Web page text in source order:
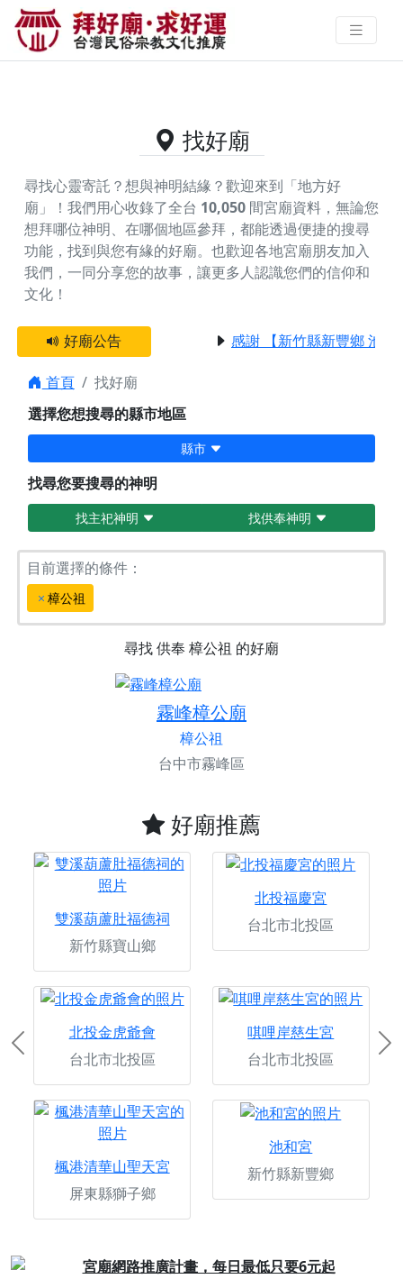
供奉樟公祖的好廟資料｜拜好廟求
好運 找到與您有緣的信仰
找好廟
尋找心靈寄託？想與神明結緣？歡迎來到「地方好
廟」！我們用心收錄了全台 10,050 間宮廟資料，無論您
想拜哪位神明、在哪個地區參拜，都能透過便捷的搜尋
功能，找到與您有緣的好廟。 也歡迎各地宮廟朋友加入
我們，一同分享您的故事，讓更多人認識您們的信仰和
文化！
好廟公告 感謝 【新竹縣新豐鄉 池和
首頁
找好廟
選擇您想搜尋的縣市地區
縣市
找尋您要搜尋的神明
找主祀神明 找供奉神明
目前選擇的條件：
樟公祖
尋找供奉 樟公祖 的好廟
霧峰樟公廟
樟公祖
台中市霧峰區
好廟推薦
雙溪葫蘆肚福德祠
新竹縣寶山鄉
北投福慶宮
台北市北投區
北投金虎爺會
台北市北投區
唭哩岸慈生宮
台北市北投區
楓港清華山聖天宮
屏東縣獅子鄉
池和宮
新竹縣新豐鄉
Previous